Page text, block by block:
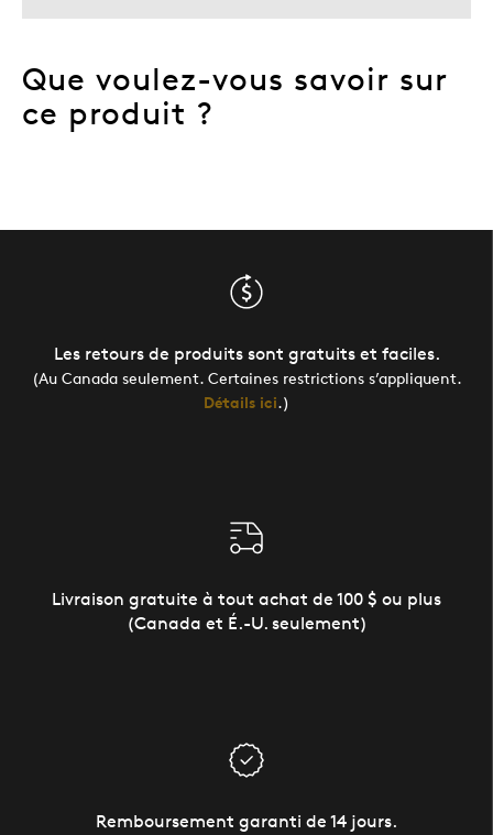
Que voulez-vous savoir sur
ce produit ?
Les retours de produits sont gratuits et faciles.
(Au Canada seulement. Certaines restrictions s’appliquent.
Détails ici.)
Livraison gratuite à tout achat de 100 $ ou plus
(Canada et É.-U. seulement)
Remboursement garanti de 14 jours.